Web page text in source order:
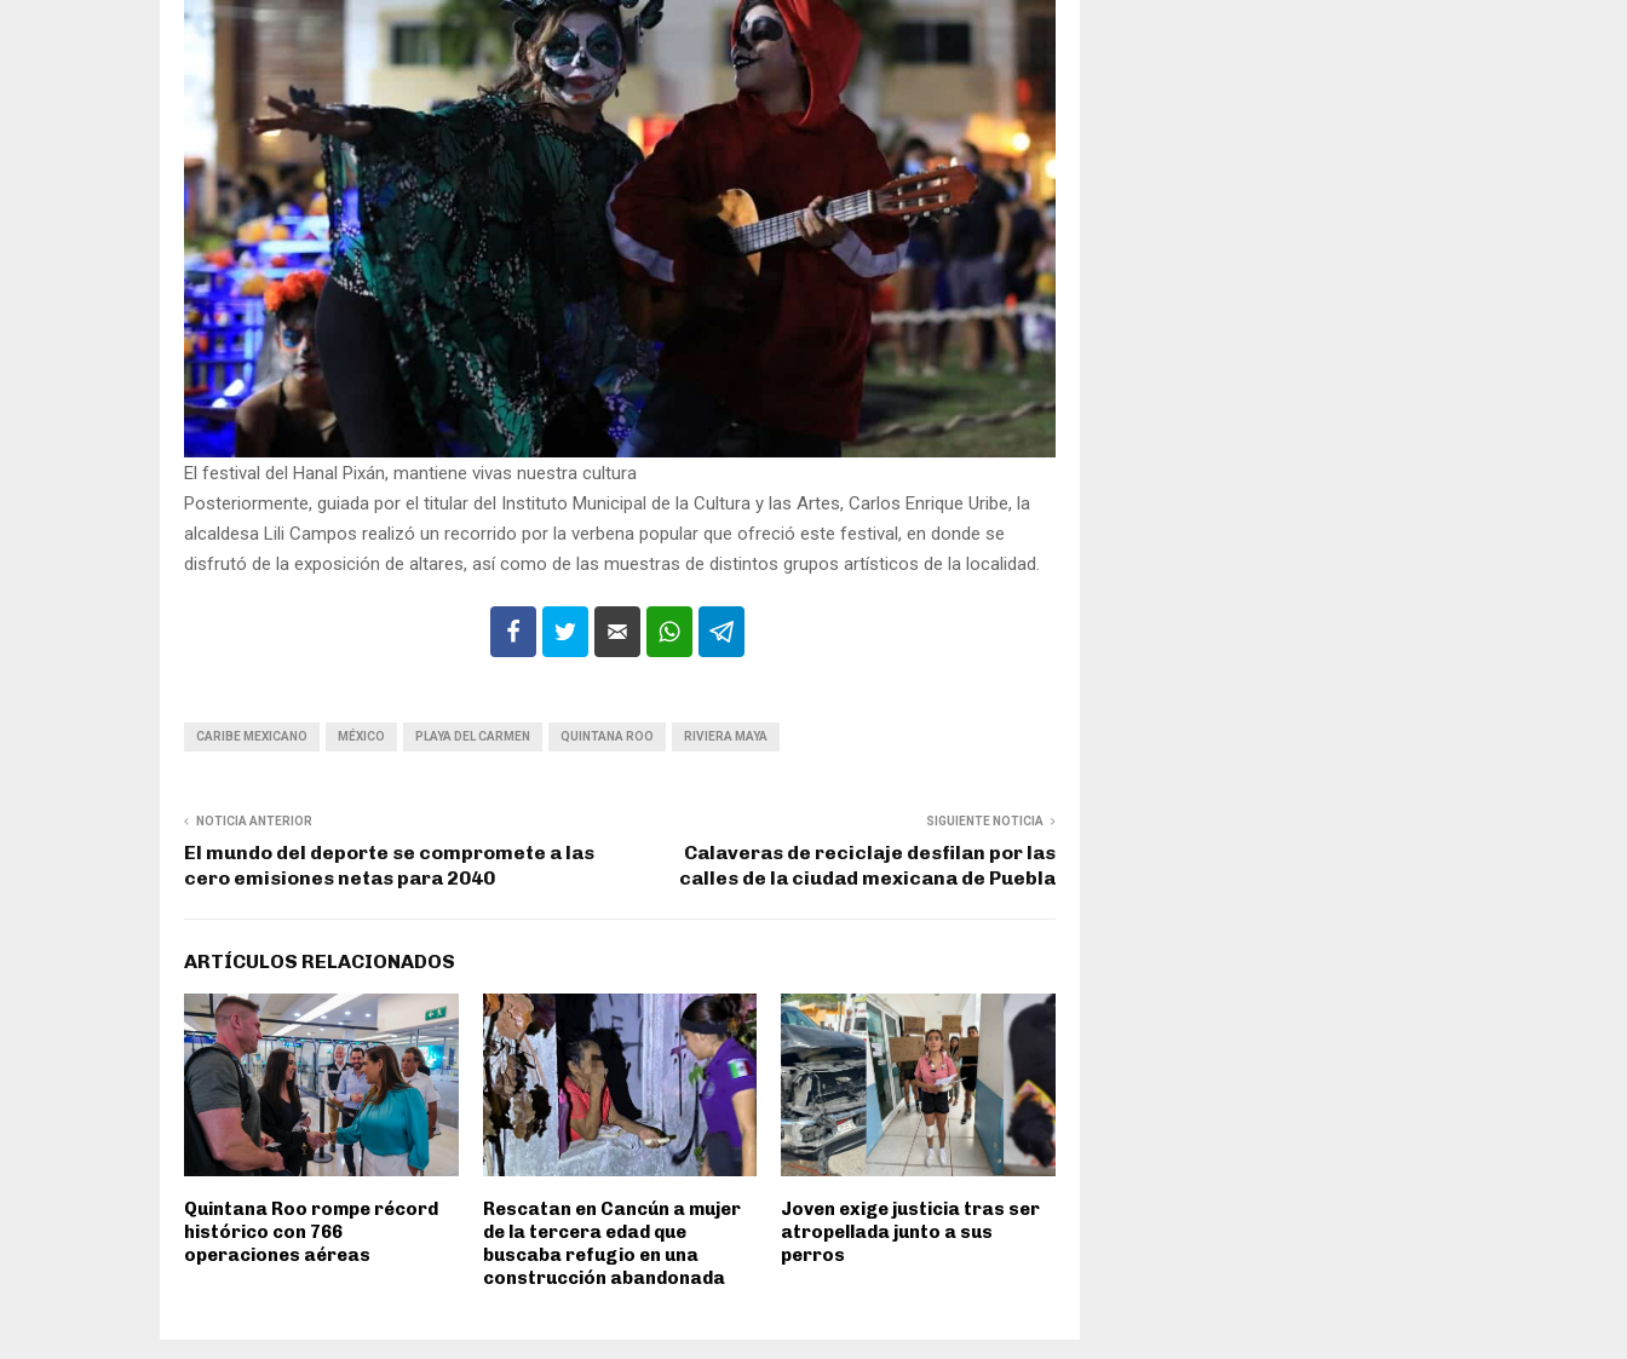
El festival del Hanal Pixán, mantiene vivas nuestra cultura
Posteriormente, guiada por el titular del Instituto Municipal de la Cultura y las Artes, Carlos Enrique Uribe, la
alcaldesa Lili Campos realizó un recorrido por la verbena popular que ofreció este festival, en donde se
disfrutó de la exposición de altares, así como de las muestras de distintos grupos artísticos de la localidad.
CARIBE MEXICANO MÉXICO PLAYA DEL CARMEN QUINTANA ROO RIVIERA MAYA
NOTICIA ANTERIOR
El mundo del deporte se compromete a las
cero emisiones netas para 2040
SIGUIENTE NOTICIA
Calaveras de reciclaje desfilan por las
calles de la ciudad mexicana de Puebla
ARTÍCULOS RELACIONADOS
Quintana Roo rompe récord
histórico con 766
operaciones aéreas
Rescatan en Cancún a mujer
de la tercera edad que
buscaba refugio en una
construcción abandonada
Joven exige justicia tras ser
atropellada junto a sus
perros